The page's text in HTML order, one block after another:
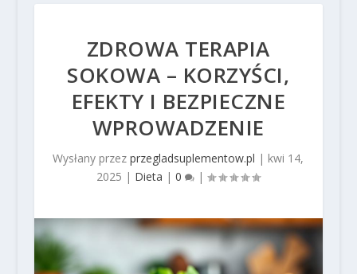
ZDROWA TERAPIA
SOKOWA – KORZYŚCI,
EFEKTY I BEZPIECZNE
WPROWADZENIE
Wysłany przezprzegladsuplementow.pl | kwi 14,
2025 | Dieta |0 |